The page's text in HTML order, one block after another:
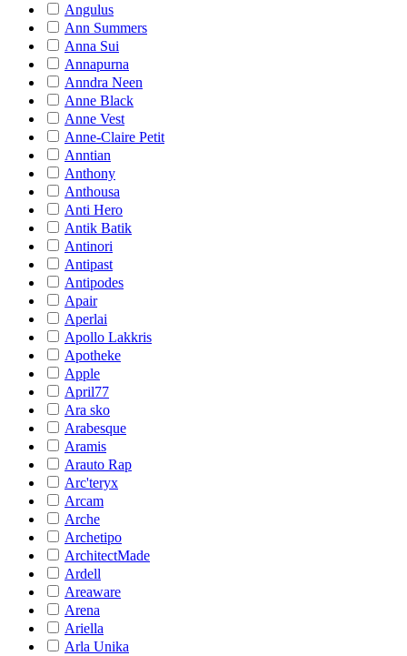
Angulus
Ann Summers
Anna Sui
Annapurna
Anndra Neen
Anne Black
Anne Vest
Anne-Claire Petit
Anntian
Anthony
Anthousa
Anti Hero
Antik Batik
Antinori
Antipast
Antipodes
Apair
Aperlai
Apollo Lakkris
Apotheke
Apple
April77
Ara sko
Arabesque
Aramis
Arauto Rap
Arc'teryx
Arcam
Arche
Archetipo
ArchitectMade
Ardell
Areaware
Arena
Ariella
Arla Unika